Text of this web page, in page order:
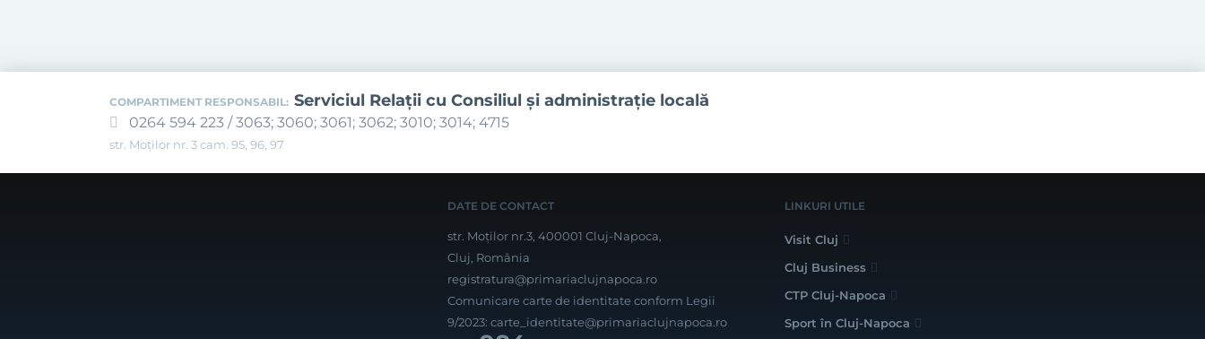
COMPARTIMENT RESPONSABIL: Serviciul Relaţii cu Consiliul şi administraţie locală
0264 594 223 / 3063; 3060; 3061; 3062; 3010; 3014; 4715
str. Moților nr. 3 cam. 95, 96, 97
DATE DE CONTACT
str. Moților nr.3, 400001 Cluj-Napoca,
Cluj, România
registratura@primariaclujnapoca.ro
Comunicare carte de identitate conform Legii
9/2023: carte_identitate@primariaclujnapoca.ro
LINKURI UTILE
Visit Cluj
Cluj Business
CTP Cluj-Napoca
Sport în Cluj-Napoca